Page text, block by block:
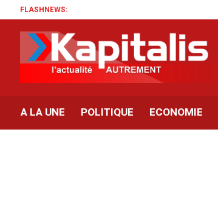
FLASHNEWS:
A LA UNE POLITIQUE ECONOMIE